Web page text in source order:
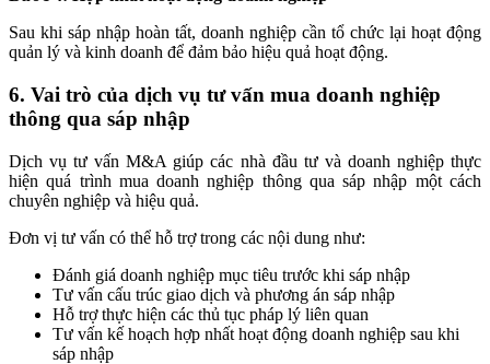
Sau khi sáp nhập hoàn tất, doanh nghiệp cần tổ chức lại hoạt động
quản lý và kinh doanh để đảm bảo hiệu quả hoạt động.
6. Vai trò của dịch vụ tư vấn mua doanh nghiệp
thông qua sáp nhập
Dịch vụ tư vấn M&A giúp các nhà đầu tư và doanh nghiệp thực
hiện quá trình mua doanh nghiệp thông qua sáp nhập một cách
chuyên nghiệp và hiệu quả.
Đơn vị tư vấn có thể hỗ trợ trong các nội dung như:
Đánh giá doanh nghiệp mục tiêu trước khi sáp nhập
Tư vấn cấu trúc giao dịch và phương án sáp nhập
Hỗ trợ thực hiện các thủ tục pháp lý liên quan
Tư vấn kế hoạch hợp nhất hoạt động doanh nghiệp sau khi
sáp nhập